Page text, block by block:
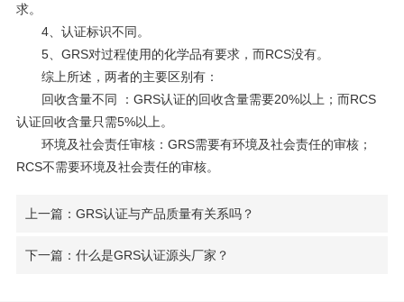
求。
4、 认证标识不同。
5、GRS对过程使用的化学品有要求，而RCS没有。
综上所述，两者的主要区别有：
回收含量不同
： GRS认证的回收含量需要20%以上；而RCS
认证回收含量只需5%以上。
环境及社会责任审核： GRS需要有环境及社会责任的审核；
RCS不需要环境及社会责任的审核。
上一篇：GRS认证与产品质量有关系吗？
下一篇：什么是GRS认证源头厂家？